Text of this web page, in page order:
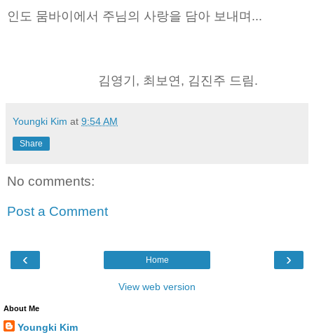
인도 뭄바이에서 주님의 사랑을 담아 보내며...
김영기, 최보연, 김진주 드림.
Youngki Kim at 9:54 AM
Share
No comments:
Post a Comment
‹ ›
Home
View web version
About Me
Youngki Kim